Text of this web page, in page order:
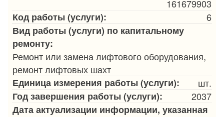
161679903
Код работы (услуги):
6
Вид работы (услуги) по капитальному
ремонту:
Ремонт или замена лифтового оборудования,
ремонт лифтовых шахт
Единица измерения работы (услуги):
шт.
Год завершения работы (услуги):
2037
Дата актуализации информации, указанная